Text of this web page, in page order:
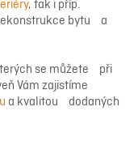
, tak i příp.
bytu a
se můžete při
Vám zajistíme
a kvalitou dodaných